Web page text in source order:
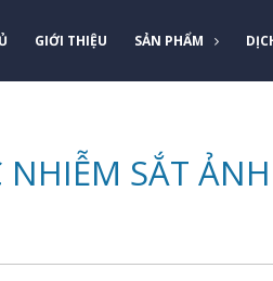
GIỚI THIỆU SẢN PHẨM
SẮT